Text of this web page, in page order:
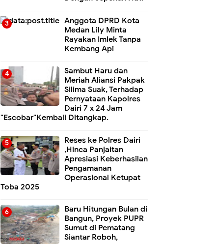
Anggota DPRD Kota
Medan Lily Minta
Rayakan Imlek Tanpa
Kembang Api
Sambut Haru dan
Meriah Aliansi Pakpak
Silima Suak, Terhadap
Pernyataan Kapolres
Dairi 7 x 24 Jam
"Escobar"Kembali Ditangkap.
Reses ke Polres Dairi
,Hinca Panjaitan
Apresiasi Keberhasilan
Pengamanan
Operasional Ketupat
Toba 2025
Baru Hitungan Bulan di
Bangun, Proyek PUPR
Sumut di Pematang
Siantar Roboh,